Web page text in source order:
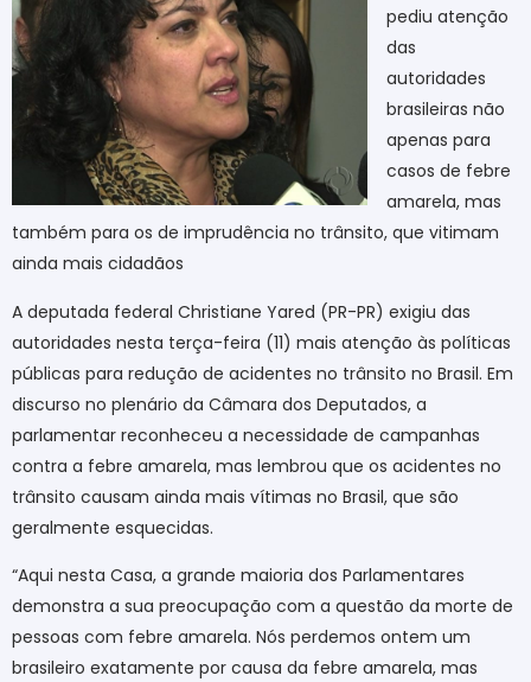
pediu atenção
das
autoridades
brasileiras não
apenas para
casos de febre
amarela, mas
também para os de imprudência no trânsito, que vitimam
ainda mais cidadãos
A deputada federal Christiane Yared (PR-PR) exigiu das
autoridades nesta terça-feira (11) mais atenção às políticas
públicas para redução de acidentes no trânsito no Brasil. Em
discurso no plenário da Câmara dos Deputados, a
parlamentar reconheceu a necessidade de campanhas
contra a febre amarela, mas lembrou que os acidentes no
trânsito causam ainda mais vítimas no Brasil, que são
geralmente esquecidas.
“Aqui nesta Casa, a grande maioria dos Parlamentares
demonstra a sua preocupação com a questão da morte de
pessoas com febre amarela. Nós perdemos ontem um
brasileiro exatamente por causa da febre amarela, mas